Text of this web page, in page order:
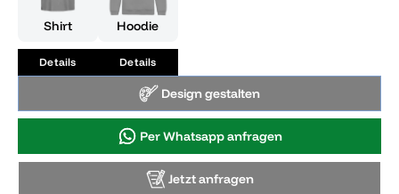
Shirt
Details
Hoodie
Details
Design gestalten
Per Whatsapp anfragen
Jetzt anfragen